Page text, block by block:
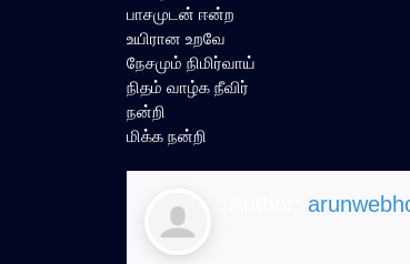
பாசமுடன் ஈன்ற
உயிரான உறவே
நேசமும் நிமிர்வாய்
நிதம் வாழ்க நீவிர்
நன்றி
மிக்க நன்றி